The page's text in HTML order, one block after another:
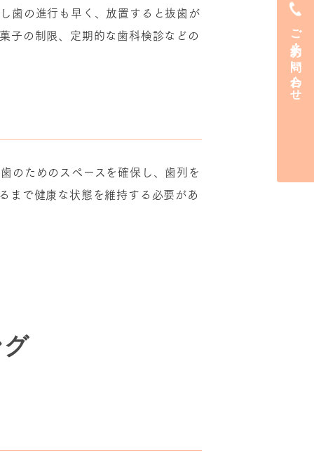
歯の進行も早く、放置すると抜歯が
子の制限、定期的な歯科検診などの
のためのスペースを確保し、歯列を
まで健康な状態を維持する必要があ
ご予約・お問い合わせ